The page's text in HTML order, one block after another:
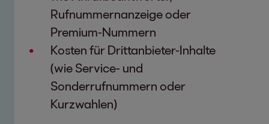
Rufnummernanzeige oder
Premium-Nummern
Kosten für Drittanbieter-Inhalte
(wie Service- und
Sonderrufnummern oder
Kurzwahlen)